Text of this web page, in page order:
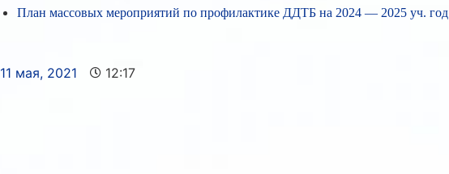
План массовых мероприятий по профилактике ДДТБ на 2024 — 2025 уч. год
11 мая, 2021 12:17